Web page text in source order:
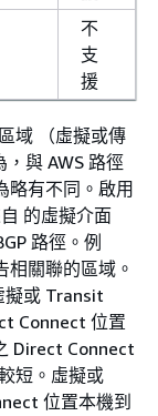
不
支
援
域 （虛擬或傳
與 AWS 路徑
略有不同。啟用
的虛擬介面
路徑。例
關聯的區域。
擬或 Transit
Connect 位置
Direct Connect
短。虛擬或
位置本機到